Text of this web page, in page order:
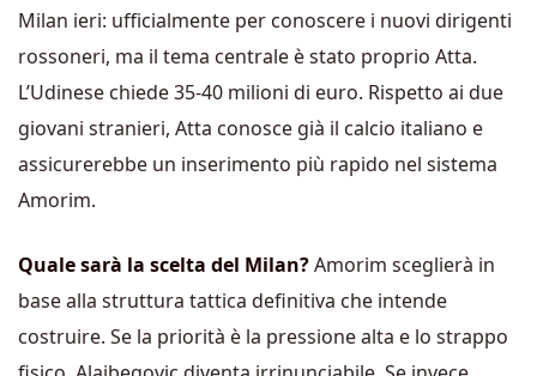
Milan ieri: ufficialmente per conoscere i nuovi dirigenti
rossoneri, ma il tema centrale è stato proprio Atta.
L’Udinese chiede 35-40 milioni di euro. Rispetto ai due
giovani stranieri, Atta conosce già il calcio italiano e
assicurerebbe un inserimento più rapido nel sistema
Amorim.
Quale sarà la scelta del Milan?Amorim sceglierà in
base alla struttura tattica definitiva che intende
costruire. Se la priorità è la pressione alta e lo strappo